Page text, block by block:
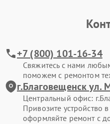
+7 (800) 101-16-34
Свяжитесь с нами
поможем с ремонтом
г.Благовещенск ул.
Центральный офис:
Привозите устройство
оформляйте ремонт с